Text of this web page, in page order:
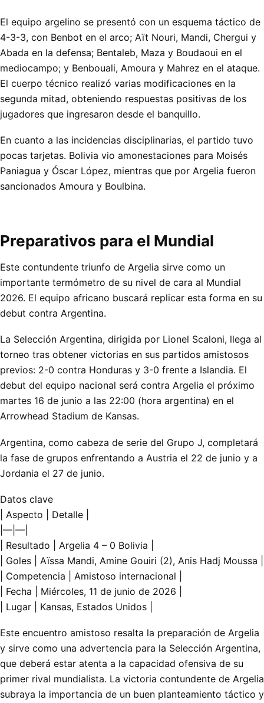
El equipo argelino se presentó con un esquema táctico de
4-3-3, con Benbot en el arco; Aït Nouri, Mandi, Chergui y
Abada en la defensa; Bentaleb, Maza y Boudaoui en el
mediocampo; y Benbouali, Amoura y Mahrez en el ataque.
El cuerpo técnico realizó varias modificaciones en la
segunda mitad, obteniendo respuestas positivas de los
jugadores que ingresaron desde el banquillo.
En cuanto a las incidencias disciplinarias, el partido tuvo
pocas tarjetas. Bolivia vio amonestaciones para Moisés
Paniagua y Óscar López, mientras que por Argelia fueron
sancionados Amoura y Boulbina.
Preparativos para el Mundial
Este contundente triunfo de Argelia sirve como un
importante termómetro de su nivel de cara al Mundial
2026. El equipo africano buscará replicar esta forma en su
debut contra Argentina.
La Selección Argentina, dirigida por Lionel Scaloni, llega al
torneo tras obtener victorias en sus partidos amistosos
previos: 2-0 contra Honduras y 3-0 frente a Islandia. El
debut del equipo nacional será contra Argelia el próximo
martes 16 de junio a las 22:00 (hora argentina) en el
Arrowhead Stadium de Kansas.
Argentina, como cabeza de serie del Grupo J, completará
la fase de grupos enfrentando a Austria el 22 de junio y a
Jordania el 27 de junio.
Datos clave
| Aspecto | Detalle |
|—|—|
| Resultado | Argelia 4 – 0 Bolivia |
| Goles | Aïssa Mandi, Amine Gouiri (2), Anis Hadj Moussa |
| Competencia | Amistoso internacional |
| Fecha | Miércoles, 11 de junio de 2026 |
| Lugar | Kansas, Estados Unidos |
Este encuentro amistoso resalta la preparación de Argelia
y sirve como una advertencia para la Selección Argentina,
que deberá estar atenta a la capacidad ofensiva de su
primer rival mundialista. La victoria contundente de Argelia
subraya la importancia de un buen planteamiento táctico y